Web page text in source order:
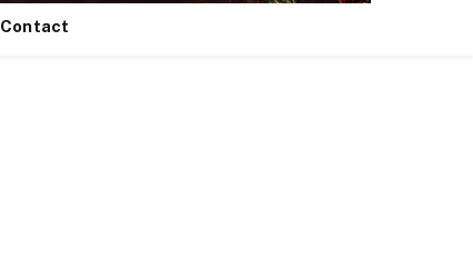
Contact